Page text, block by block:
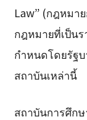
Law” (กฎหมา
กฎหมายที่เป็น
กำหนดโดยรัฐ
สถาบันเหล่านี้
สถาบันการศึก